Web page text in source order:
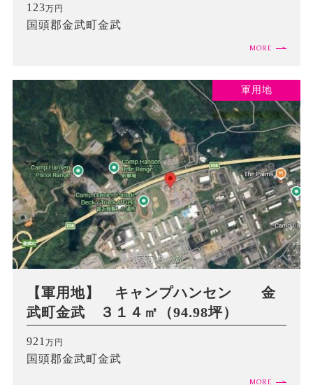
123万円
国頭郡金武町金武
MORE
軍用地
【軍用地】 キャンプハンセン 金
武町金武 ３１４㎡（94.98坪）
921 万円
国頭郡金武町金武
MORE